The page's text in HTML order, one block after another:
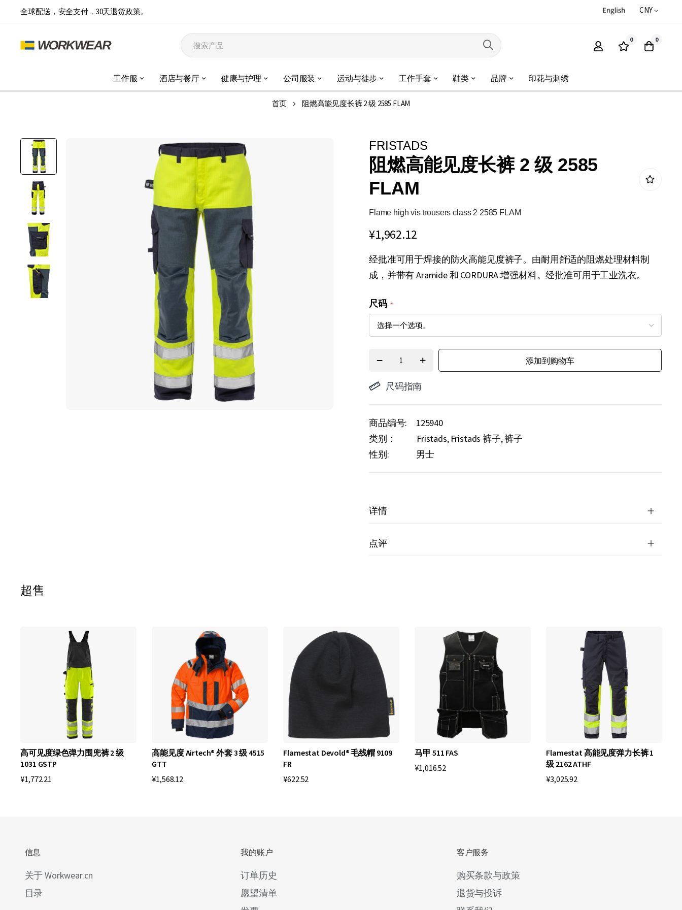
全球配送，安全支付，30天退货政策。 CNY
0 0
工作服 酒店与餐厅 健康与护理 公司服装 运动与徒步 工作手套 鞋类 品牌 印花与刺绣
首页 阻燃高能见度长裤 2 级 2585 FLAM
结
图
片
FRISTADS
阻燃高能见度长裤 2 级 2585
FLAM
Flame high vis trousers class 2 2585 FLAM
¥1,962.12
经批准可用于焊接的防火高能见度裤子。由耐用舒适的阻燃处理材料制
成，并带有 Aramide 和 CORDURA 增强材料。经批准可用于工业洗衣。
尺码
添加到购物车
尺码指南
商品编号
125940
类别：
Fristads Fristads 裤子 裤子
性别:
男士
详情
点评
超售
高可见度绿色弹力围兜裤 2 级
1031 GSTP
¥1,772.21
高能见度 Airtech® 外套 3 级 4515
GTT
¥1,568.12
Flamestat Devold® 毛线帽 9109
FR
¥622.52
马甲 511 FAS
¥1,016.52
Flamestat 高能见度弹力长裤 1
级 2162 ATHF
¥3,025.92
信息
关于 Workwear.cn
目录
我的账户
订单历史
愿望清单
客户服务
购买条款与政策
退货与投诉